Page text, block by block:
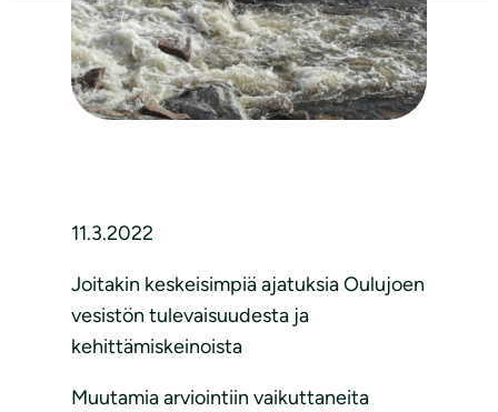
11.3.2022
Joitakin keskeisimpiä ajatuksia Oulujoen
vesistön tulevaisuudesta ja
kehittämiskeinoista
Muutamia arviointiin vaikuttaneita